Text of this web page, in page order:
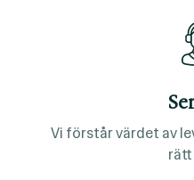
Vi förstår värdet av